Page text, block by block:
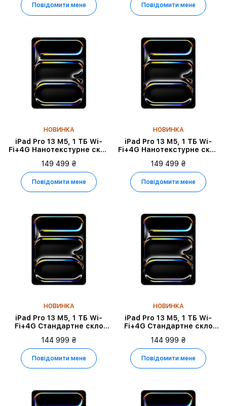
Повідомити мене Повідомити мене
НОВИНКА
iPad Pro 13 M5, 1 ТБ Wi-
Fi+4G Нанотекстурне скло
149 499 ₴
Повідомити мене
НОВИНКА
iPad Pro 13 M5, 1 ТБ Wi-
Fi+4G Нанотекстурне скло
149 499 ₴
Повідомити мене
НОВИНКА
iPad Pro 13 M5, 1 ТБ Wi-
Fi+4G Стандартне скло
144 999 ₴
Повідомити мене
НОВИНКА
iPad Pro 13 M5, 1 ТБ Wi-
Fi+4G Стандартне скло
144 999 ₴
Повідомити мене